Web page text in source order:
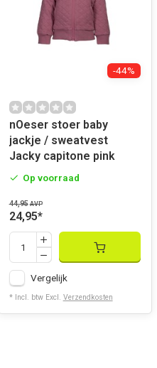
-44%
nOeser stoer baby
jackje / sweatvest
Jacky capitone pink
Op voorraad
44,95 AVP
24,95*
Vergelijk
* Incl. btw Excl. Verzendkosten